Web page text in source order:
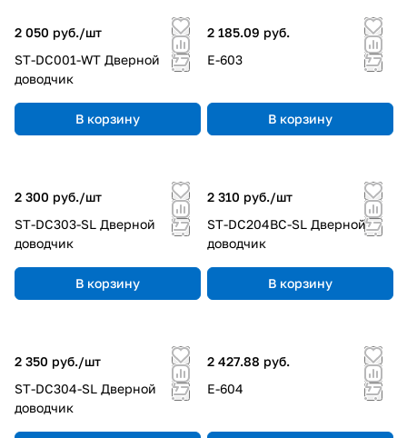
2 050 руб./шт
ST-DC001-WT Дверной
доводчик
В корзину
2 185.09 руб.
E-603
В корзину
2 300 руб./шт
ST-DC303-SL Дверной
доводчик
В корзину
2 310 руб./шт
ST-DC204BC-SL Дверной
доводчик
В корзину
2 350 руб./шт
ST-DC304-SL Дверной
доводчик
2 427.88 руб.
E-604